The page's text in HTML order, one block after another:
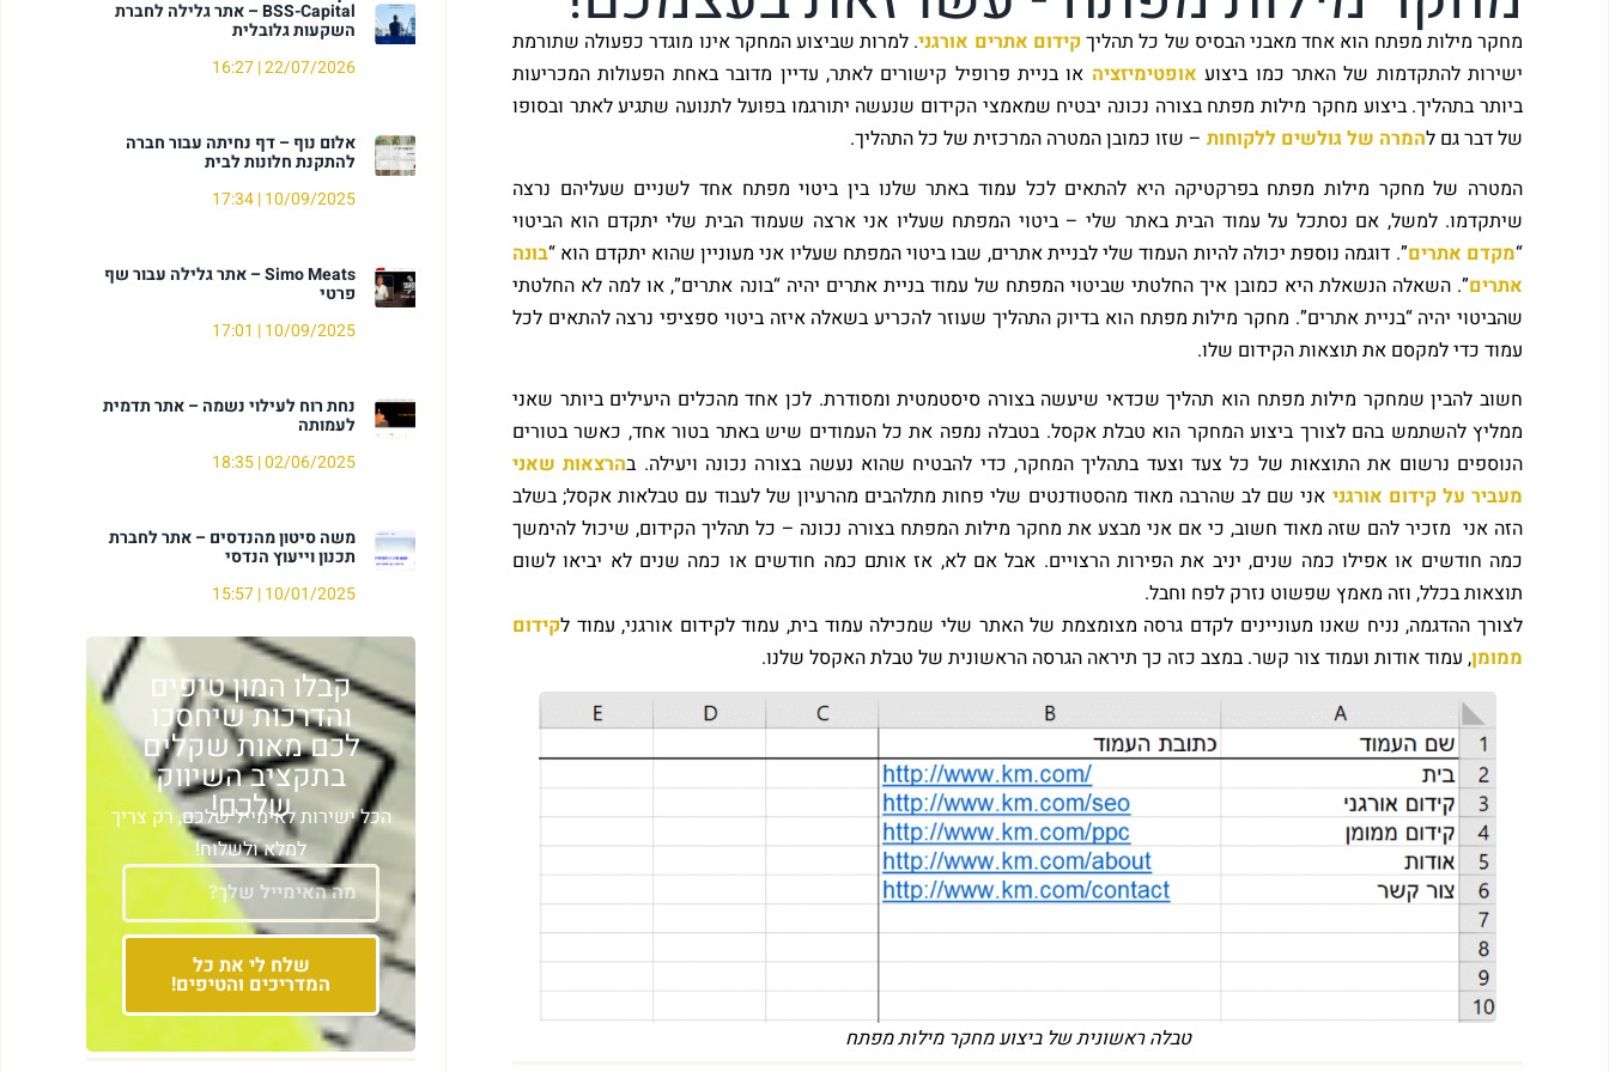
מחקר מילות מפתח הוא אחד מאבני הבסיס של כל תהליךקידום אתרים אורגני. למרות שביצוע המחקר אינו מוגדר כפעולה שתורמת
ישירות להתקדמות של האתר כמו ביצוע אופטימיזציה או בניית פרופיל קישורים לאתר, עדיין מדובר באחת הפעולות המכריעות
ביותר בתהליך. ביצוע מחקר מילות מפתח בצורה נכונה יבטיח שמאמצי הקידום שנעשה יתורגמו בפועל לתנועה שתגיע לאתר ובסופו
של דבר גם להמרה של גולשים ללקוחות – שזו כמובן המטרה המרכזית של כל התהליך.
המטרה של מחקר מילות מפתח בפרקטיקה היא להתאים לכל עמוד באתר שלנו בין ביטוי מפתח אחד לשניים שעליהם נרצה
שיתקדמו. למשל, אם נסתכל על עמוד הבית באתר שלי – ביטוי המפתח שעליו אני ארצה שעמוד הבית שלי יתקדם הוא הביטוי
“מקדם אתרים”. דוגמה נוספת יכולה להיות העמוד שלי לבניית אתרים, שבו ביטוי המפתח שעליו אני מעוניין שהוא יתקדם הוא “בונה
אתרים”. השאלה הנשאלת היא כמובן איך החלטתי שביטוי המפתח של עמוד בניית אתרים יהיה “בונה אתרים”, או למה לא החלטתי
שהביטוי יהיה “בניית אתרים”. מחקר מילות מפתח הוא בדיוק התהליך שעוזר להכריע בשאלה איזה ביטוי ספציפי נרצה להתאים לכל
עמוד כדי למקסם את תוצאות הקידום שלו.
חשוב להבין שמחקר מילות מפתח הוא תהליך שכדאי שיעשה בצורה סיסטמטית ומסודרת. לכן אחד מהכלים היעילים ביותר שאני
ממליץ להשתמש בהם לצורך ביצוע המחקר הוא טבלת אקסל. בטבלה נמפה את כל העמודים שיש באתר בטור אחד, כאשר בטורים
הנוספים נרשום את התוצאות של כל צעד וצעד בתהליך המחקר, כדי להבטיח שהוא נעשה בצורה נכונה ויעילה. בהרצאות שאני
מעביר על קידום אורגני אני שם לב שהרבה מאוד מהסטודנטים שלי פחות מתלהבים מהרעיון של לעבוד עם טבלאות אקסל; בשלב
הזה אני מזכיר להם שזה מאוד חשוב, כי אם אני מבצע את מחקר מילות המפתח בצורה נכונה – כל תהליך הקידום, שיכול להימשך
כמה חודשים או אפילו כמה שנים, יניב את הפירות הרצויים. אבל אם לא, אז אותם כמה חודשים או כמה שנים לא יביאו לשום
תוצאות בכלל, וזה מאמץ שפשוט נזרק לפח וחבל.
לצורך ההדגמה, נניח שאנו מעוניינים לקדם גרסה מצומצמת של האתר שלי שמכילה עמוד בית, עמוד לקידום אורגני, עמוד לקידום
ממומן, עמוד אודות ועמוד צור קשר. במצב כזה כך תיראה הגרסה הראשונית של טבלת האקסל שלנו.
טבלה ראשונית של ביצוע מחקר מילות מפתח
BSS-Capital – אתר גלילה לחברת
השקעות גלובלית
22/07/2026
אלום נוף – דף נחיתה עבור חברה
להתקנת חלונות לבית
10/09/2025
Simo Meats – אתר גלילה עבור שף
פרטי
10/09/2025
נחת רוח לעילוי נשמה – אתר תדמית
לעמותה
02/06/2025
משה סיטון מהנדסים – אתר לחברת
תכנון וייעוץ הנדסי
10/01/2025
קבלו המון טיפים
והדרכות שיחסכו
לכם מאות שקלים
בתקציב השיווק
שלכם!​
הכל ישירות לאימייל שלכם, רק צריך
למלא ולשלוח!
שלח לי את כל
המדריכים והטיפים!